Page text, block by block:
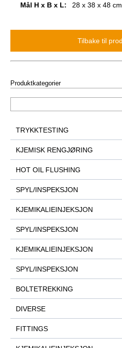
Mål H x B x L:
28 x 38 x 48 cm
Produktkategorier
TRYKKTESTING
KJEMISK RENGJØRING
HOT OIL FLUSHING
SPYL/INSPEKSJON
KJEMIKALIEINJEKSJON
SPYL/INSPEKSJON
KJEMIKALIEINJEKSJON
SPYL/INSPEKSJON
BOLTETREKKING
DIVERSE
FITTINGS